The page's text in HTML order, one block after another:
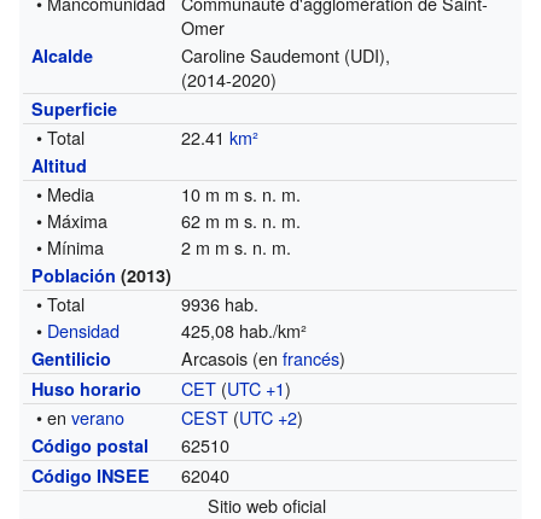
Omer
Alcalde
Caroline Saudemont (UDI),
(2014-2020)
Superficie
• Total 22.41km²
Altitud
• Media
10 m m s. n. m.
• Máxima
62 m m s. n. m.
• Mínima
2 m m s. n. m.
Población (2013)
• Total
9936 hab.
• Densidad 425,08 hab./km²
Gentilicio Arcasois (enfrancés)
Huso horario CET (UTC +1)
• enverano CEST (UTC +2)
Código postal 62510
Código INSEE
62040
Sitio web oficial